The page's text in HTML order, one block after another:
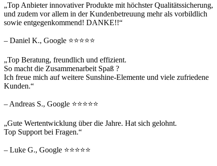
„Top Anbieter innovativer Produkte mit höchster Qualitätssicherung,
und zudem vor allem in der Kundenbetreuung mehr als vorbildlich
sowie entgegenkommend! DANKE!!“
– Daniel K., Google ⭐⭐⭐⭐⭐
„Top Beratung, freundlich und effizient.
So macht die Zusammenarbeit Spaß ?
Ich freue mich auf weitere Sunshine-Elemente und viele zufriedene
Kunden.“
– Andreas S., Google ⭐⭐⭐⭐⭐
„Gute Wertentwicklung über die Jahre. Hat sich gelohnt.
Top Support bei Fragen.“
– Luke G., Google ⭐⭐⭐⭐⭐